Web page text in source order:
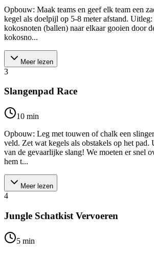
Opbouw: Maak teams en geef elk team een
kegel als doelpijl op 5-8 meter afstand.
kokosnoten (ballen) naar elkaar gooien door
kokosno...
Meer lezen
3
Slangenpad Race
10 min
Opbouw: Leg met touwen of chalk een
veld. Zet wat kegels als obstakels op het pad.
van de gevaarlijke slang! We moeten er snel
hem t...
Meer lezen
4
Jungle Schatkist Vervoeren
5 min